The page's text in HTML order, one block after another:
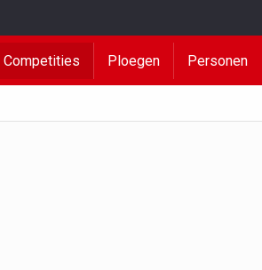
Competities Ploegen Personen